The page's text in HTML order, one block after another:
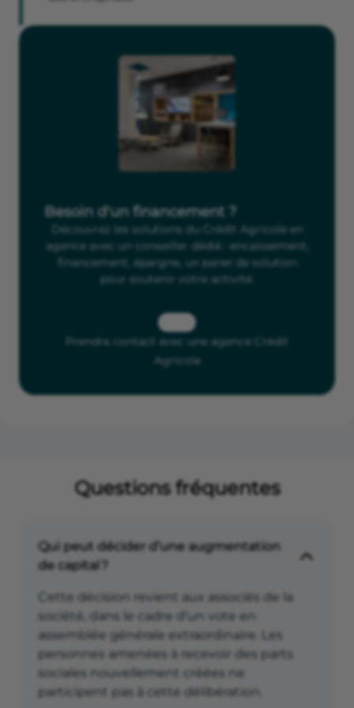
Besoin d'un financement ?
Découvrez les solutions du Crédit Agricole en
agence avec un conseiller dédié : encaissement,
financement, épargne, un panel de solution
pour soutenir votre activité.
Prendre contact avec une agence Crédit
Agricole
Questions fréquentes
Qui peut décider d’une augmentation
de capital ?
Cette décision revient aux associés de la
société, dans le cadre d’un vote en
assemblée générale extraordinaire. Les
personnes amenées à recevoir des parts
sociales nouvellement créées ne
participent pas à cette délibération.